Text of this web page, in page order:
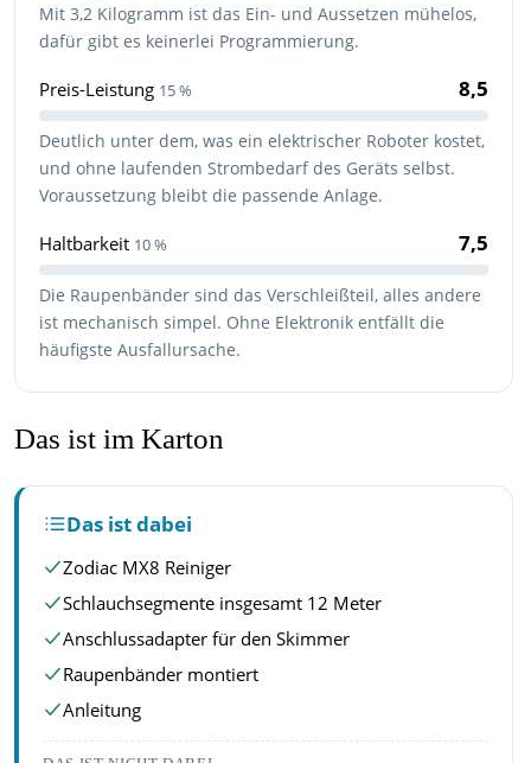
Mit 3,2 Kilogramm ist das Ein- und Aussetzen mühelos,
dafür gibt es keinerlei Programmierung.
Preis-Leistung 15 % 8,5
Deutlich unter dem, was ein elektrischer Roboter kostet,
und ohne laufenden Strombedarf des Geräts selbst.
Voraussetzung bleibt die passende Anlage.
Haltbarkeit 10 % 7,5
Die Raupenbänder sind das Verschleißteil, alles andere
ist mechanisch simpel. Ohne Elektronik entfällt die
häufigste Ausfallursache.
Das ist im Karton
Das ist dabei
Zodiac MX8 Reiniger
Schlauchsegmente insgesamt 12 Meter
Anschlussadapter für den Skimmer
Raupenbänder montiert
Anleitung